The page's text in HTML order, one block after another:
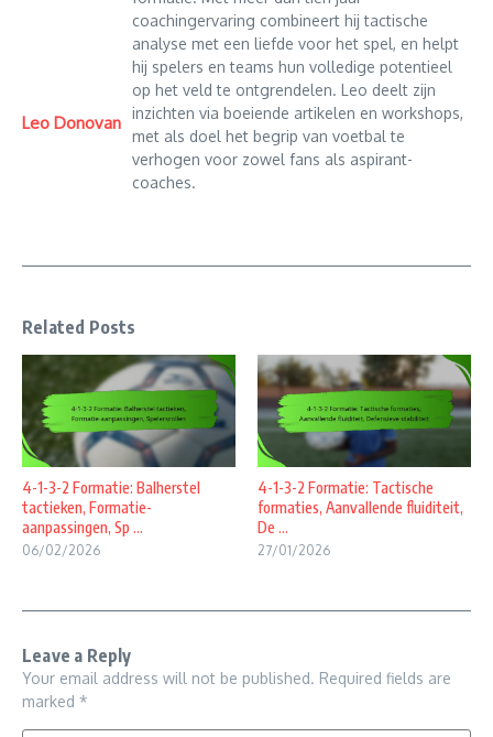
Leo Donovan
coachingervaring combineert hij tactische
analyse met een liefde voor het spel, en helpt
hij spelers en teams hun volledige potentieel
op het veld te ontgrendelen. Leo deelt zijn
inzichten via boeiende artikelen en workshops,
met als doel het begrip van voetbal te
verhogen voor zowel fans als aspirant-
coaches.
Related Posts
4-1-3-2 Formatie: Balherstel
tactieken, Formatie-
aanpassingen, Sp ...
06/02/2026
4-1-3-2 Formatie: Tactische
formaties, Aanvallende fluiditeit,
De ...
27/01/2026
Leave a Reply
Your email address will not be published. Required fields are
marked *